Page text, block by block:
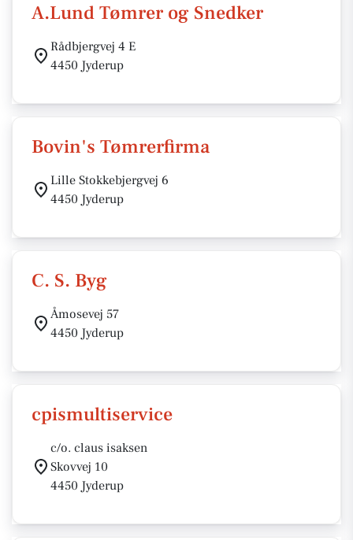
A.Lund Tømrer og Snedker
Rådbjergvej 4 E
4450 Jyderup
Bovin's Tømrerfirma
Lille Stokkebjergvej 6
4450 Jyderup
C. S. Byg
Åmosevej 57
4450 Jyderup
cpismultiservice
c/o. claus isaksen
Skovvej 10
4450 Jyderup